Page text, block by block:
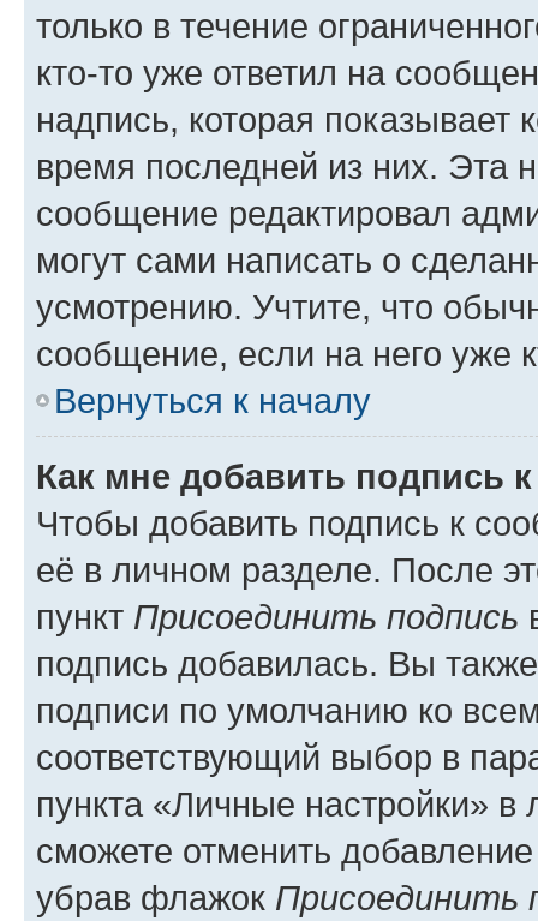
только в течение
кто-то уже ответил на
надпись, которая показывает
время последней из них. Эта
сообщение редактировал
могут сами написать о
усмотрению. Учтите, что
сообщение, если на него уже
Вернуться к началу
Как мне добавить подпись
Чтобы добавить подпись к
её в личном разделе. После
пункт Присоединить подпись
подпись добавилась. Вы
подписи по умолчанию ко
соответствующий выбор в
пункта «Личные настройки»
сможете отменить
убрав флажок Присоединить